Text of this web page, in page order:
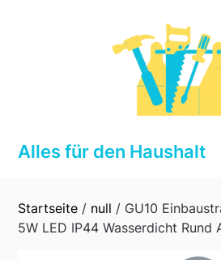
Alles für den Haushalt
Startseite / null / GU10
5W LED IP44 Wasserdicht Rund